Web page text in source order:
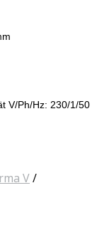
V/Ph/Hz: 230/1/50
V/